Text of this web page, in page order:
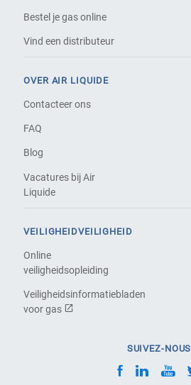
Bestel je gas online
Vind een distributeur
OVER AIR LIQUIDE
Contacteer ons
FAQ
Blog
Vacatures bij Air
Liquide
VEILIGHEIDVEILIGHEID
Online
veiligheidsopleiding
Veiligheidsinformatiebladen
voor gas
SUIVEZ-NOUS